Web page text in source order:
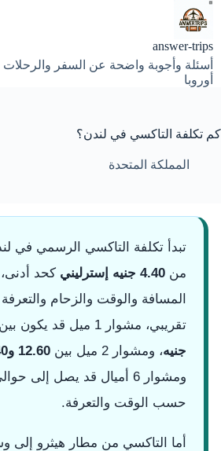
التجاوز
إلى
answer-trips
أسئلة وأجوبة واضحة عن السفر والرحلات
أوروبا
كم تكلفة التاكسي في لندن؟
المملكة المتحدة
تبدأ تكلفة التاكسي الرسمي في
من 4.40 جنيه إسترليني
كحد
المسافة والوقت والزحام
تقريبي، مشوار 1 ميل قد يكون بين
جنيه، ومشوار 2 ميل بين 12.60 و20.40 جنيه
ومشوار 6 أميال قد يصل إلى حوالي
حسب الوقت والتعرفة.
أما التاكسي من مطار هيثرو إلى